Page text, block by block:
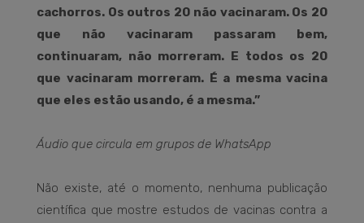
cachorros. Os outros 20 não vacinaram. Os 20
que não vacinaram passaram bem,
continuaram, não morreram. E todos os 20
que vacinaram morreram. É a mesma vacina
que eles estão usando, é a mesma.”
Áudio que circula em grupos de WhatsApp
Não existe, até o momento, nenhuma publicação
científica que mostre estudos de vacinas contra a